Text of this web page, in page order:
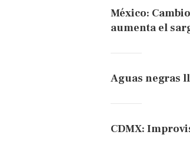
México:
aumenta el
Aguas negras
CDMX: